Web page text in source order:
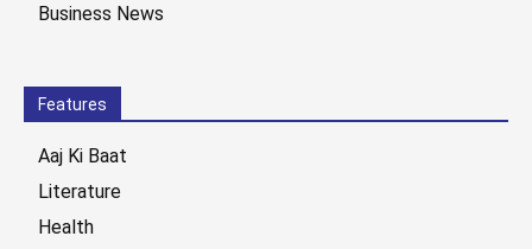
Business News
Features
Aaj Ki Baat
Literature
Health